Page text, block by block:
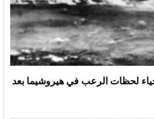
لحظات الرعب في هيروشيما بعد